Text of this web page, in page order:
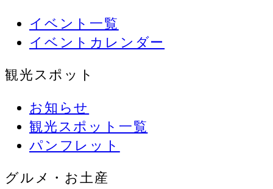
イベント一覧
イベントカレンダー
観光スポット
お知らせ
観光スポット一覧
パンフレット
グルメ・お土産